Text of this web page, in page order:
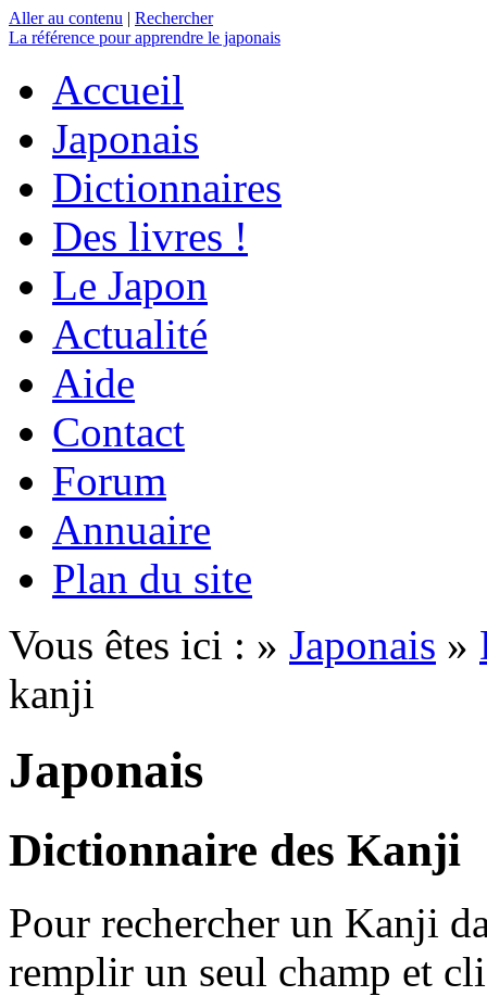
Aller au contenu | Rechercher
La référence pour apprendre le japonais
Accueil
Japonais
Dictionnaires
Des livres !
Le Japon
Actualité
Aide
Contact
Forum
Annuaire
Plan du site
Vous êtes ici : » Japonais »
kanji
Japonais
Dictionnaire des Kanji
Pour rechercher un Kanji
remplir un seul champ et